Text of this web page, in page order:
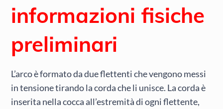
informazioni fisiche
preliminari
L’arco è formato da due flettenti che vengono messi
in tensione tirando la corda che li unisce. La corda è
inserita nella cocca all’estremità di ogni flettente,